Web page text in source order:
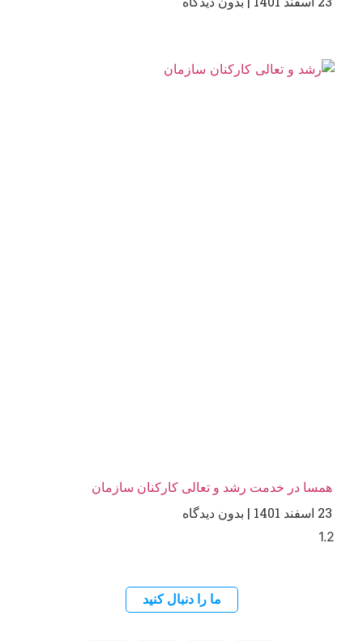
همسا در خدمت رشد و تعالی کارکنان سازمان
23 اسفند 1401 بدون دیدگاه
ما را دنبال کنید